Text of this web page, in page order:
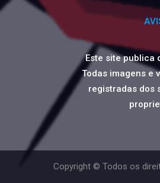
Este site publica
Todas imagens e
registradas dos
Copyright © Todos os